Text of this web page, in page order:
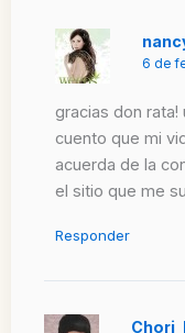
6 de
gracias don
cuento que mi
acuerda de la
el sitio que me
Responder